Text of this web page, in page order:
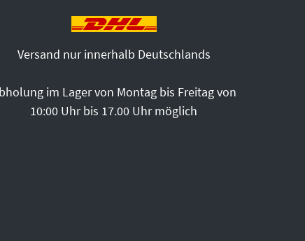
Versand nur innerhalb Deutschlands
im Lager von Montag bis Freitag von
10:00 Uhr bis 17.00 Uhr möglich